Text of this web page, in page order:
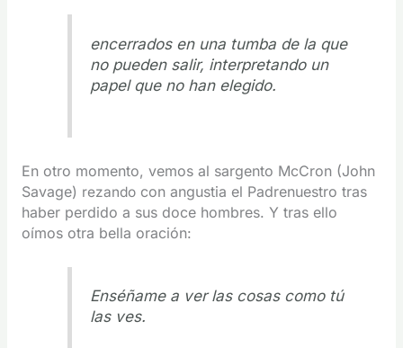
encerrados en una tumba de la que
no pueden salir, interpretando un
papel que no han elegido.
En otro momento, vemos al sargento McCron (John
Savage) rezandocon angustia el Padrenuestro tras
haber perdido a sus doce hombres. Y tras ello
oímos otra bella oración:
Enséñame a ver las cosas como tú
las ves.